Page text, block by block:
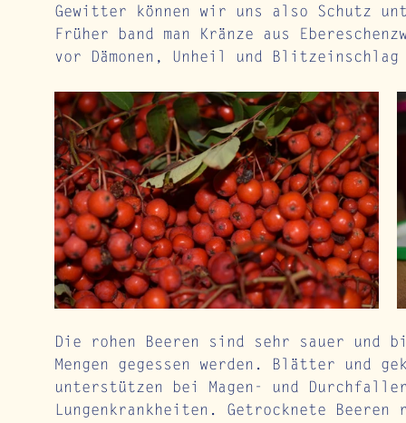
Gewitter können wir uns also Schutz
Früher band man Kränze aus
vor Dämonen, Unheil und
Die rohen Beeren sind sehr sauer
Mengen gegessen werden. Blätter und
unterstützen bei Magen- und
Lungenkrankheiten. Getrocknete